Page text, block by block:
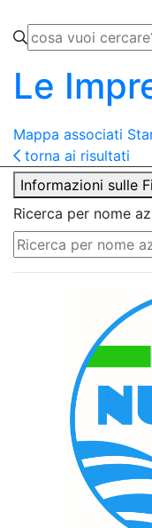
Le
Mappa associati
torna ai risultati
Informazioni sulle
Ricerca per nome